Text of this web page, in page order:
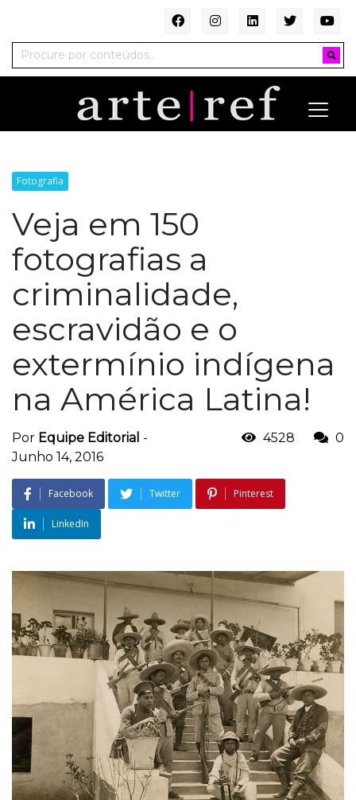
Fotografia
Veja em 150
fotografias a
criminalidade,
escravidão e o
extermínio indígena
na América Latina!
Por Equipe Editorial -
Junho 14, 2016
4528 0
Facebook Twitter Pinterest
LinkedIn